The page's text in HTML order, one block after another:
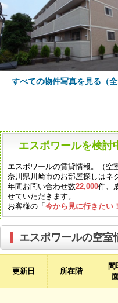
すべての物件写真を見る（全
エスポワールを検討
エスポワールの賃貸情報。（空
奈川県川崎市のお部屋探しはネ
年間お問い合わせ数22,000件、
せていただきます。
お客様の「今から見に行きたい！
エスポワールの空室
更新日 所在階
間